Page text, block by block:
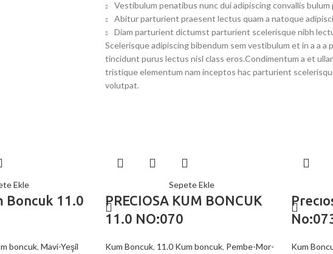
Vestibulum penatibus nunc dui adipiscing convallis
Abitur parturient praesent lectus quam a natoque
Diam parturient dictumst parturient scelerisque nibh
Scelerisque adipiscing bibendum sem vestibulum et in a a
tincidunt purus lectus nisl class eros.Condimentum a et
tristique elementum nam inceptos hac parturient
volutpat.
Ekle
Boncuk 11.0
boncuk, Mavi-Yeşil
Sepete Ekle
PRECIOSA KUM BONCUK
11.0 NO:070
Kum Boncuk, 11.0 Kum boncuk, Pembe-Mor-
Kum